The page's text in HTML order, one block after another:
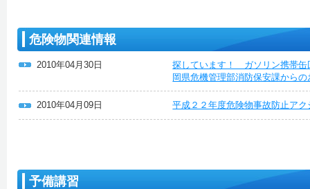
危険物関連情報
2010年04月30日
探しています！ ガソリン携帯缶
岡県危機管理部消防保安課から
2010年04月09日 平成２２年度危険物事故防止ア
予備講習